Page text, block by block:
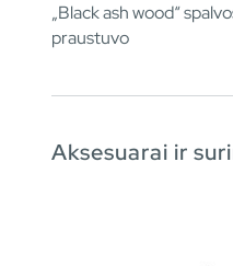
„Black ash wood“
praustuvo
Aksesuarai ir